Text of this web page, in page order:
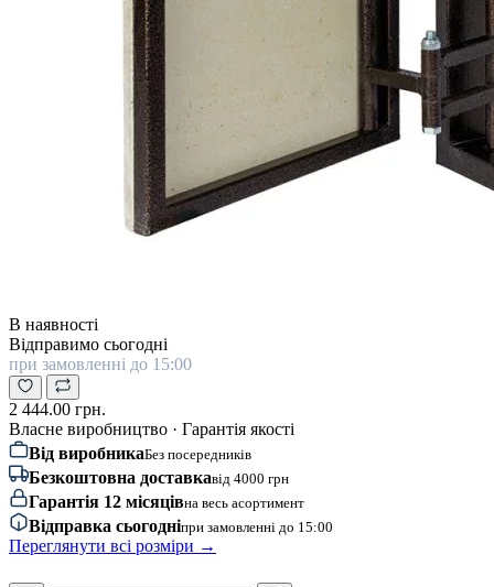
В наявності
Відправимо сьогодні
при замовленні до 15:00
2 444.00 грн.
Власне виробництво · Гарантія якості
Від виробникаБез посередників
Безкоштовна доставкавід 4000 грн
Гарантія 12 місяцівна весь асортимент
Відправка сьогодніпри замовленні до 15:00
Переглянути всі розміри →